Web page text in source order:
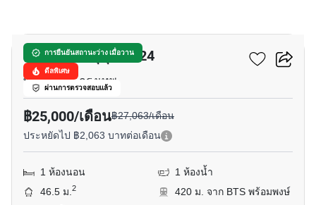
การยืนยันสถานะว่าง เมื่อวาน
ดีลพิเศษ
ผ่านการตรวจสอบแล้ว
เดอะ เครส สุขุมวิท 24
พร้อมพงษ์, กรุงเทพ
฿25,000/เดือน฿27,063/เดือน
ประหยัดไป ฿2,063 บาทต่อเดือน
1 ห้องนอน
1 ห้องน้ำ
46.5 ม.2
420 ม. จาก BTS พร้อมพงษ์